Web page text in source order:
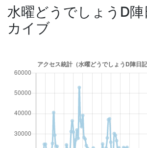
水曜どうでしょうD陣
カイブ